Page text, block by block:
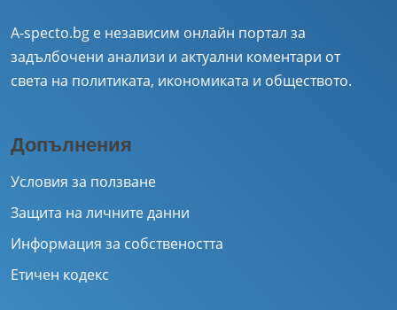
A-specto.bg е независим онлайн портал за
задълбочени анализи и актуални коментари от
света на политиката, икономиката и обществото.
Допълнения
Условия за ползване
Защита на личните данни
Информация за собствеността
Етичен кодекс